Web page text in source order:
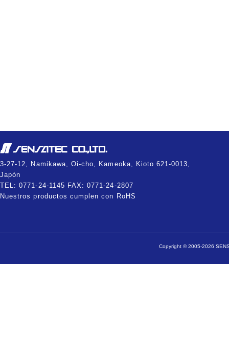
3-27-12, Namikawa, Oi-cho, Kameoka, Kioto 621-0013,
Japón
TEL: 0771-24-1145 FAX: 0771-24-2807
Nuestros productos cumplen con RoHS
Copyright © 2005-2026